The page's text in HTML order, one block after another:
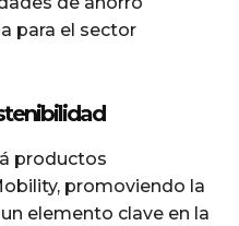
para el sector
productos
promoviendo la
elemento clave en la